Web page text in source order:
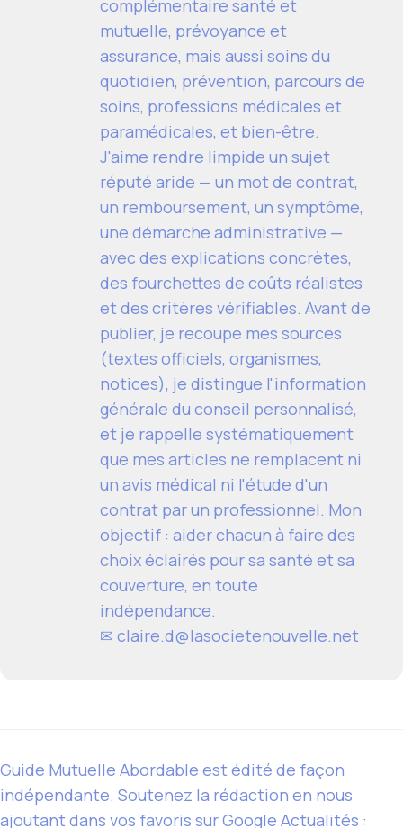
complémentaire santé et
mutuelle, prévoyance et
assurance, mais aussi soins du
quotidien, prévention, parcours de
soins, professions médicales et
paramédicales, et bien-être.
J'aime rendre limpide un sujet
réputé aride — un mot de contrat,
un remboursement, un symptôme,
une démarche administrative —
avec des explications concrètes,
des fourchettes de coûts réalistes
et des critères vérifiables. Avant de
publier, je recoupe mes sources
(textes officiels, organismes,
notices), je distingue l'information
générale du conseil personnalisé,
et je rappelle systématiquement
que mes articles ne remplacent ni
un avis médical ni l'étude d'un
contrat par un professionnel. Mon
objectif : aider chacun à faire des
choix éclairés pour sa santé et sa
couverture, en toute
indépendance.
✉ claire.d@lasocietenouvelle.net
Guide Mutuelle Abordable est édité de façon
indépendante. Soutenez la rédaction en nous
ajoutant dans vos favoris sur Google Actualités :